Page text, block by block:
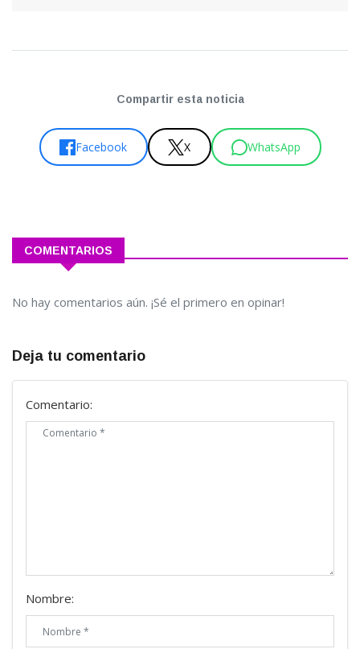
Compartir esta noticia
Facebook X WhatsApp
COMENTARIOS
No hay comentarios aún. ¡Sé el primero en opinar!
Deja tu comentario
Comentario:
Nombre: